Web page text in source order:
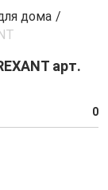
дома /
арт.
0